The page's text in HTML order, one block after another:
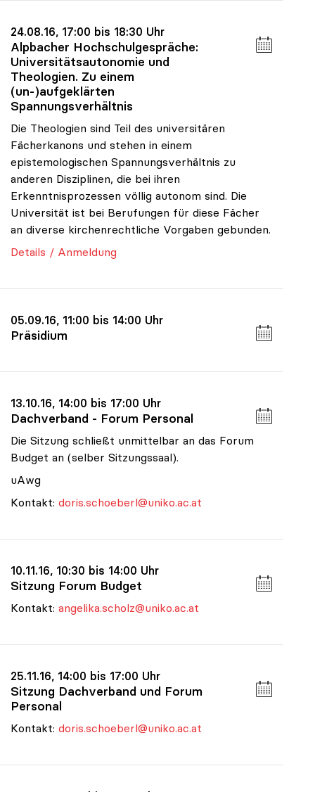
24.08.16, 17:00 bis 18:30 Uhr
Alpbacher Hochschulgespräche:
Universitätsautonomie und
Theologien. Zu einem
(un-)aufgeklärten
Spannungsverhältnis
Die Theologien sind Teil des universitären
Fächerkanons und stehen in einem
epistemologischen Spannungsverhältnis zu
anderen Disziplinen, die bei ihren
Erkenntnisprozessen völlig autonom sind. Die
Universität ist bei Berufungen für diese Fächer
an diverse kirchenrechtliche Vorgaben gebunden.
Details / Anmeldung
05.09.16, 11:00 bis 14:00 Uhr
Präsidium
13.10.16, 14:00 bis 17:00 Uhr
Dachverband - Forum Personal
Die Sitzung schließt unmittelbar an das Forum
Budget an (selber Sitzungssaal).
uAwg
Kontakt: doris.schoeberl@uniko.ac.at
10.11.16, 10:30 bis 14:00 Uhr
Sitzung Forum Budget
Kontakt: angelika.scholz@uniko.ac.at
25.11.16, 14:00 bis 17:00 Uhr
Sitzung Dachverband und Forum
Personal
Kontakt: doris.schoeberl@uniko.ac.at